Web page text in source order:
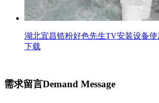
湖北宜昌锆粉好色先生TV安装设备
下载
需求留言Demand Message